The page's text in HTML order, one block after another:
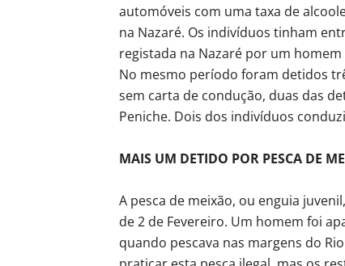
automóveis com uma taxa de
na Nazaré. Os indivíduos tinham
registada na Nazaré por um
No mesmo período foram detidos
sem carta de condução, duas das
Peniche. Dois dos indivíduos
MAIS UM DETIDO POR PESCA DE
A pesca de meixão, ou enguia
de 2 de Fevereiro. Um homem foi
quando pescava nas margens do